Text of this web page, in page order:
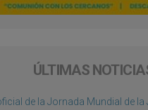
ÚLTIMAS
de la Jornada Mundial de la